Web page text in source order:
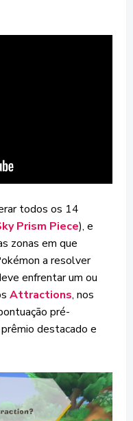
todos os 14
Prism Piece), e
zonas em que
a resolver
enfrentar um ou
Attractions, nos
pré-
destacado e